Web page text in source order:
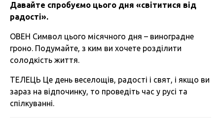
Давайте спробуємо цього дня «світитися від
радості».
ОВЕН Символ цього місячного дня – виноградне
гроно. Подумайте, з ким ви хочете розділити
солодкість життя.
ТЕЛЕЦЬ Це день веселощів, радості і свят, і якщо ви
зараз на відпочинку, то проведіть час у русі та
спілкуванні.